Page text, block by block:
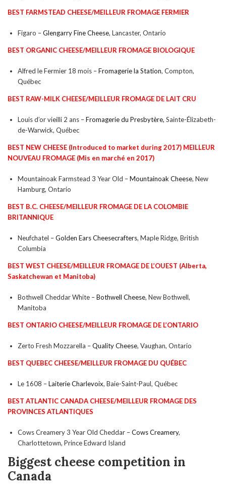
BEST FARMSTEAD CHEESE/MEILLEUR FROMAGE FERMIER
Figaro –Glengarry Fine Cheese, Lancaster, Ontario
BEST ORGANIC CHEESE/MEILLEUR FROMAGE BIOLOGIQUE
Alfred le Fermier 18 mois –Fromagerie la Station, Compton,
Québec
BEST RAW-MILK CHEESE/MEILLEUR FROMAGE DE LAIT CRU
Louis d’or vieilli 2 ans –Fromagerie du Presbytère, Sainte-Élizabeth-
de-Warwick, Québec
BEST NEW CHEESE (Introduced to market during 2017) MEILLEUR
NOUVEAU FROMAGE (Mis en marché en 2017)
Mountainoak Farmstead 3 Year Old –Mountainoak Cheese, New
Hamburg, Ontario
BEST B.C. CHEESE/MEILLEUR FROMAGE DE LA COLOMBIE
BRITANNIQUE
Neufchatel –Golden Ears Cheesecrafters, Maple Ridge, British
Columbia
BEST WEST CHEESE/MEILLEUR FROMAGE DE L’OUEST (Alberta,
Saskatchewan et Manitoba)
Bothwell Cheddar White –Bothwell Cheese, New Bothwell,
Manitoba
BEST ONTARIO CHEESE/MEILLEUR FROMAGE DE L’ONTARIO
Zerto Fresh Mozzarella –Quality Cheese, Vaughan, Ontario
BEST QUEBEC CHEESE/MEILLEUR FROMAGE DU QUÉBEC
Le 1608 –Laiterie Charlevoix, Baie-Saint-Paul, Québec
BEST ATLANTIC CANADA CHEESE/MEILLEUR FROMAGE DES
PROVINCES ATLANTIQUES
Cows Creamery 3 Year Old Cheddar –Cows Creamery,
Charlottetown, Prince Edward Island
Biggest cheese competition in
Canada